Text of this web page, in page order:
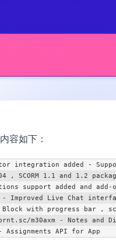
容如下：
integration added -
, SCORM 1.1 and 1.2
support added and add-
- Improved Live Chat
Block with progress bar ,
m30axm - Notes and
Assignments API for App